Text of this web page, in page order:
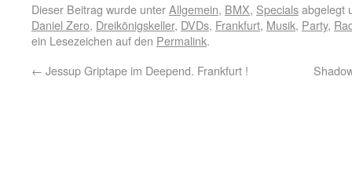
Dieser Beitrag wurde unterAllgemein, BMX, Specialsabgelegt
Daniel Zero, Dreikönigskeller, DVDs, Frankfurt, Musik, Party,
ein Lesezeichen auf den Permalink.
← Jessup Griptape im Deepend. Frankfurt !